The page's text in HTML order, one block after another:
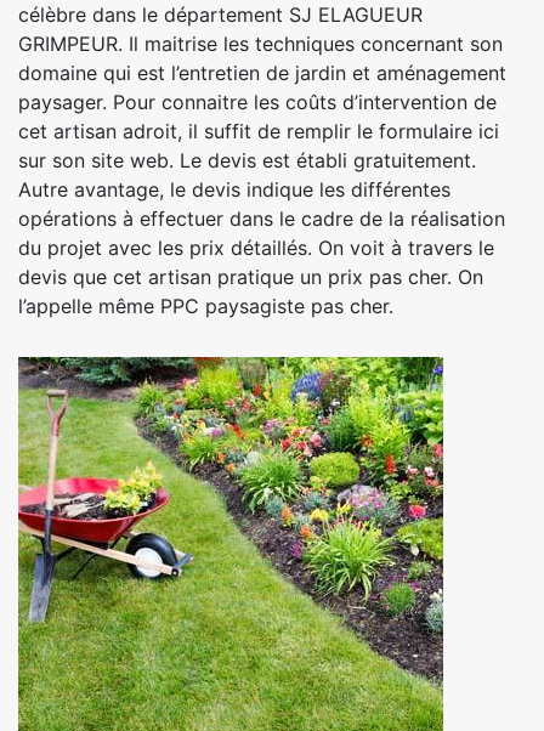
célèbre dans le département SJ ELAGUEUR
GRIMPEUR. Il maitrise les techniques concernant son
domaine qui est l’entretien de jardin et aménagement
paysager. Pour connaitre les coûts d’intervention de
cet artisan adroit, il suffit de remplir le formulaire ici
sur son site web. Le devis est établi gratuitement.
Autre avantage, le devis indique les différentes
opérations à effectuer dans le cadre de la réalisation
du projet avec les prix détaillés. On voit à travers le
devis que cet artisan pratique un prix pas cher. On
l’appelle même PPC paysagiste pas cher.